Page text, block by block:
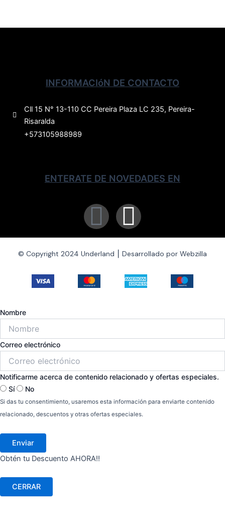
INFORMACIóN DE CONTACTO
Cll 15 N° 13-110 CC Pereira Plaza LC 235, Pereira-
Risaralda
+573105988989
ENTERATE DE NOVEDADES EN
F
a
c
e
b
o
o
k
-
f
I
n
s
t
a
g
r
a
m
© Copyright 2024 Underland ⎮ Desarrollado por Webzilla
Nombre
Correo electrónico
Notificarme acerca de contenido relacionado y ofertas especiales.
Sí
No
Si das tu consentimiento, usaremos esta información para enviarte contenido
relacionado, descuentos y otras ofertas especiales.
Enviar
Obtén tu Descuento AHORA!!
CERRAR